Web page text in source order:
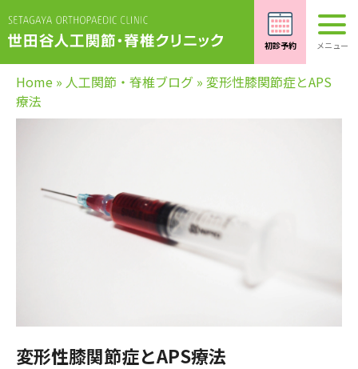
Home » 人工関節・脊椎ブログ » 変形性膝関節症とAPS
療法
変形性膝関節症とAPS療法